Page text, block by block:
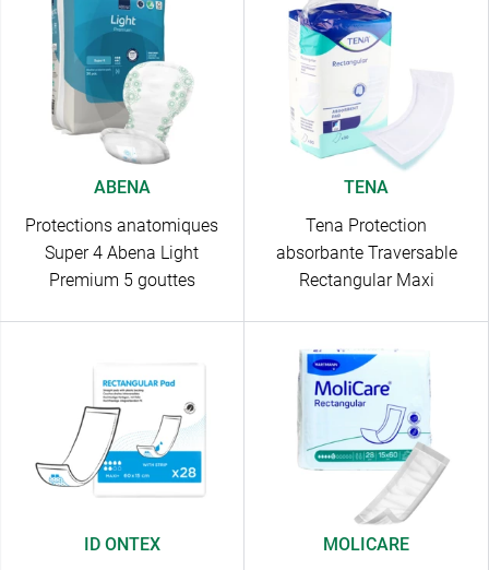
ABENA
Protections anatomiques
Super 4 Abena Light
Premium 5 gouttes
TENA
Tena Protection
absorbante Traversable
Rectangular Maxi
ID ONTEX
MOLICARE